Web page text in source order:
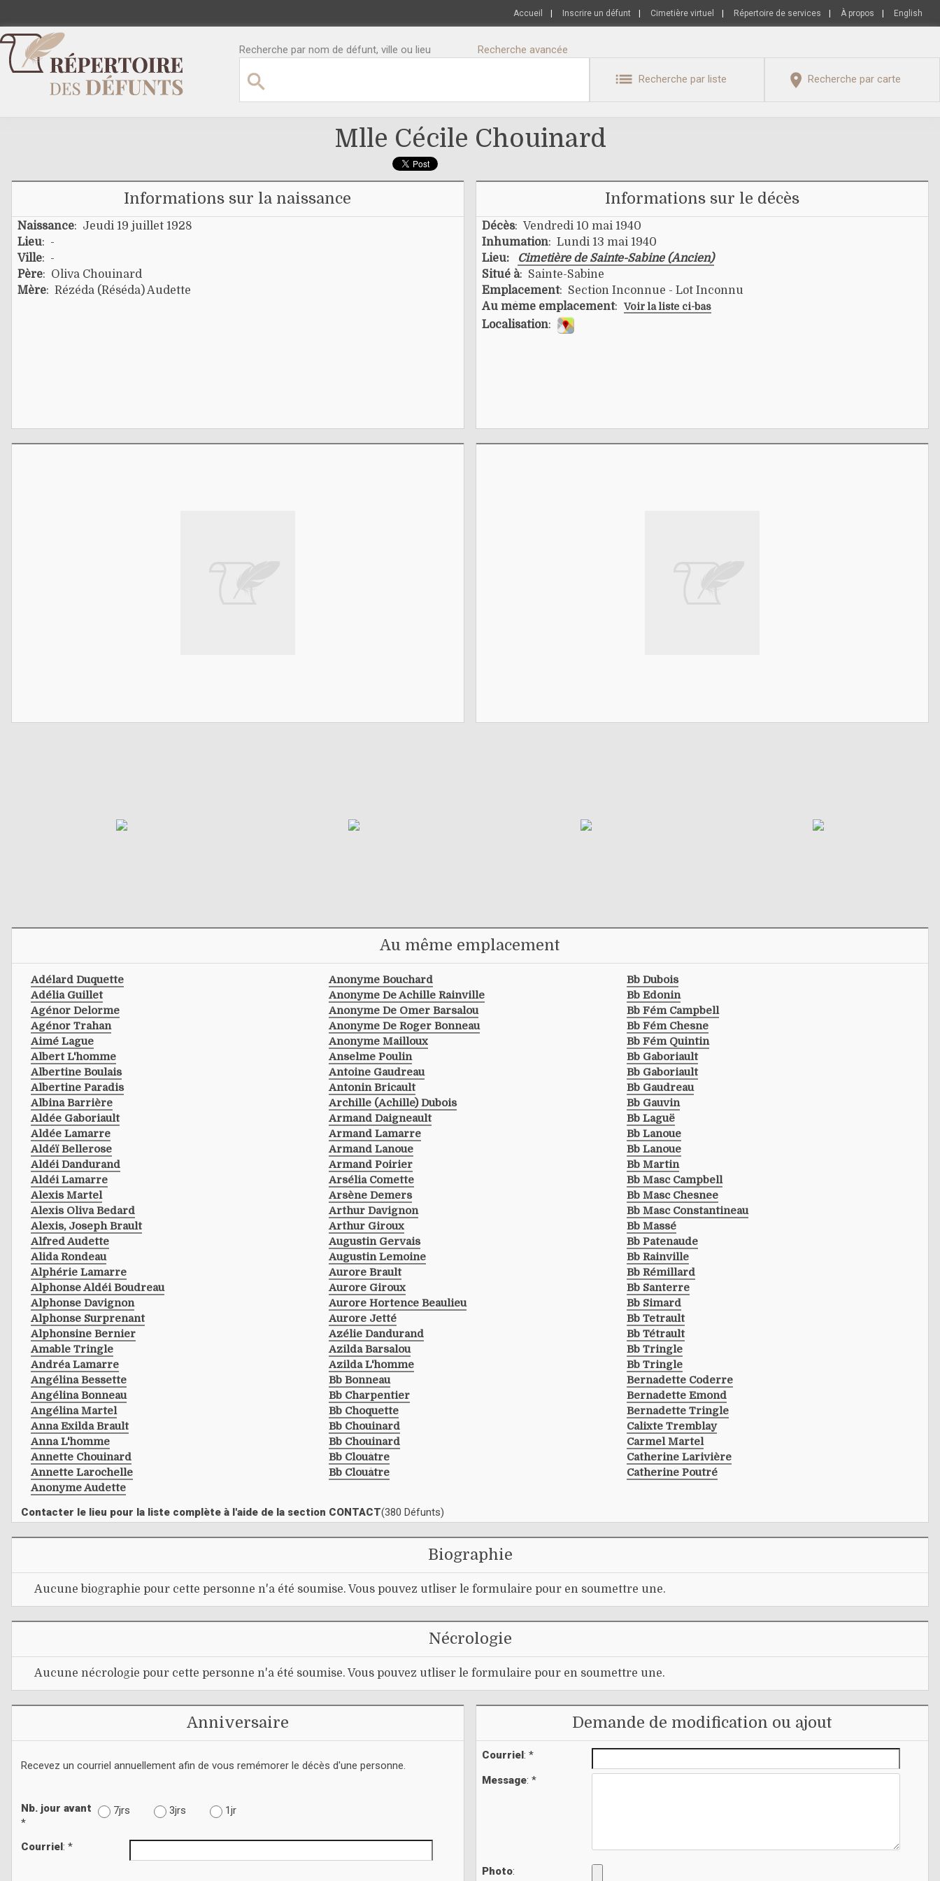
Accueil Inscrire un défunt Cimetière virtuel Répertoire de services À propos English
Recherche par nom de défunt, ville ou lieu Recherche avancée
Recherche par liste Recherche par carte
Mlle Cécile Chouinard
Informations sur la naissance
Naissance: Jeudi 19 juillet 1928
Lieu: -
Ville: -
Père: Oliva Chouinard
Mère: Rézéda (réséda) Audette
Informations sur le décès
Décès: Vendredi 10 mai 1940
Inhumation: Lundi 13 mai 1940
Lieu:
Cimetière de Sainte-Sabine (Ancien)
Situé à: Sainte-Sabine
Emplacement: Section Inconnue - Lot Inconnu
Au même emplacement: Voir la liste ci-bas
Localisation:
Au même emplacement
Adélard Duquette
Adélia Guillet
Agénor Delorme
Agénor Trahan
Aimé Lague
Albert L'homme
Albertine Boulais
Albertine Paradis
Albina Barrière
Aldée Gaboriault
Aldée Lamarre
Aldéï Bellerose
Aldéi Dandurand
Aldéi Lamarre
Alexis Martel
Alexis Oliva Bedard
Alexis, Joseph Brault
Alfred Audette
Alida Rondeau
Alphérie Lamarre
Alphonse Aldéi Boudreau
Alphonse Davignon
Alphonse Surprenant
Alphonsine Bernier
Amable Tringle
Andréa Lamarre
Angélina Bessette
Angélina Bonneau
Angélina Martel
Anna Exilda Brault
Anna L'homme
Annette Chouinard
Annette Larochelle
Anonyme Audette
Anonyme Bouchard
Anonyme De Achille Rainville
Anonyme De Omer Barsalou
Anonyme De Roger Bonneau
Anonyme Mailloux
Anselme Poulin
Antoine Gaudreau
Antonin Bricault
Archille (achille) Dubois
Armand Daigneault
Armand Lamarre
Armand Lanoue
Armand Poirier
Arsélia Comette
Arsène Demers
Arthur Davignon
Arthur Giroux
Augustin Gervais
Augustin Lemoine
Aurore Brault
Aurore Giroux
Aurore Hortence Beaulieu
Aurore Jetté
Azélie Dandurand
Azilda Barsalou
Azilda L'homme
Bb Bonneau
Bb Charpentier
Bb Choquette
Bb Chouinard
Bb Chouinard
Bb Clouâtre
Bb Clouâtre
Bb Dubois
Bb Edonin
Bb Fém Campbell
Bb Fém Chesne
Bb Fém Quintin
Bb Gaboriault
Bb Gaboriault
Bb Gaudreau
Bb Gauvin
Bb Laguë
Bb Lanoue
Bb Lanoue
Bb Martin
Bb Masc Campbell
Bb Masc Chesnee
Bb Masc Constantineau
Bb Massé
Bb Patenaude
Bb Rainville
Bb Rémillard
Bb Santerre
Bb Simard
Bb Tetrault
Bb Tétrault
Bb Tringle
Bb Tringle
Bernadette Coderre
Bernadette Emond
Bernadette Tringle
Calixte Tremblay
Carmel Martel
Catherine Larivière
Catherine Poutré
Contacter le lieu pour la liste complète à l'aide de la section CONTACT(380 Défunts)
Biographie
Aucune biographie pour cette personne n'a été soumise. Vous pouvez utliser le formulaire pour en soumettre une.
Nécrologie
Aucune nécrologie pour cette personne n'a été soumise. Vous pouvez utliser le formulaire pour en soumettre une.
Anniversaire
Recevez un courriel annuellement afin de vous remémorer le décès d'une personne.
Nb. jour avant
*
7jrs 3jrs 1jr
Courriel: *
Demande de modification ou ajout
Courriel: *
Message: *
Photo: